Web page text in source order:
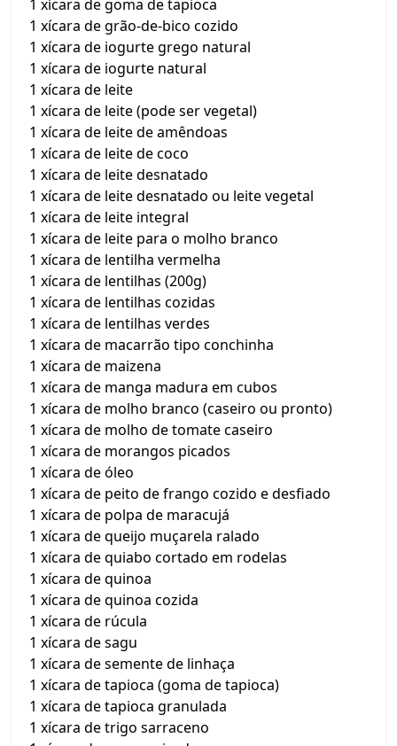
1 xícara de goma de tapioca
1 xícara de grão-de-bico cozido
1 xícara de iogurte grego natural
1 xícara de iogurte natural
1 xícara de leite
1 xícara de leite (pode ser vegetal)
1 xícara de leite de amêndoas
1 xícara de leite de coco
1 xícara de leite desnatado
1 xícara de leite desnatado ou leite vegetal
1 xícara de leite integral
1 xícara de leite para o molho branco
1 xícara de lentilha vermelha
1 xícara de lentilhas (200g)
1 xícara de lentilhas cozidas
1 xícara de lentilhas verdes
1 xícara de macarrão tipo conchinha
1 xícara de maizena
1 xícara de manga madura em cubos
1 xícara de molho branco (caseiro ou pronto)
1 xícara de molho de tomate caseiro
1 xícara de morangos picados
1 xícara de óleo
1 xícara de peito de frango cozido e desfiado
1 xícara de polpa de maracujá
1 xícara de queijo muçarela ralado
1 xícara de quiabo cortado em rodelas
1 xícara de quinoa
1 xícara de quinoa cozida
1 xícara de rúcula
1 xícara de sagu
1 xícara de semente de linhaça
1 xícara de tapioca (goma de tapioca)
1 xícara de tapioca granulada
1 xícara de trigo sarraceno